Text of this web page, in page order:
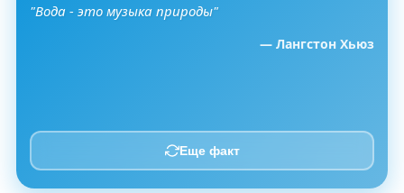
"Вода - это музыка природы"
— Лангстон Хьюз
Еще факт